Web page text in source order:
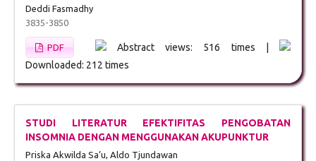
Deddi Fasmadhy
3835-3850
PDF
Abstract views: 516 times |
Downloaded: 212 times
STUDI LITERATUR EFEKTIFITAS PENGOBATAN
INSOMNIA DENGAN MENGGUNAKAN AKUPUNKTUR
Priska Akwilda Sa’u, Aldo Tjundawan